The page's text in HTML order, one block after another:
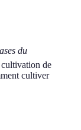
du
cultivation de
cultiver